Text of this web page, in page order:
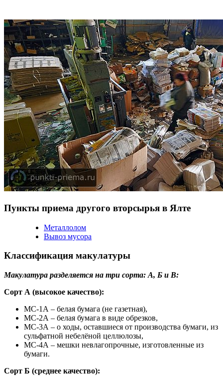
Пункты приема другого вторсырья в Ялте
Металлолом
Вывоз мусора
Классификация макулатуры
Макулатура разделяется на три сорта: А, Б и В:
Сорт А (высокое качество):
МС-1А – белая бумага (не газетная),
МС-2А – белая бумага в виде обрезков,
МС-3А – о ходы, оставшиеся от производства бумаги, из
сульфатной небелёной целлюлозы,
МС-4А – мешки невлагопрочные, изготовленные из
бумаги.
Сорт Б (среднее качество):